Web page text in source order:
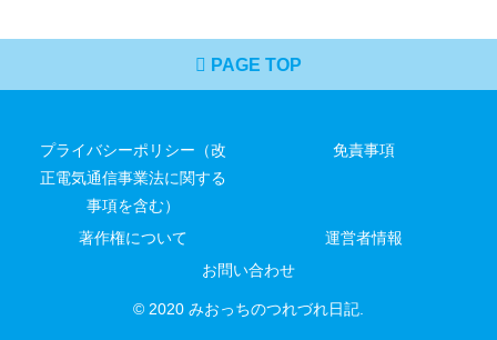
PAGE TOP
プライバシーポリシー（改
正電気通信事業法に関する
事項を含む）
免責事項
著作権について
運営者情報
お問い合わせ
© 2020 みおっちのつれづれ日記.